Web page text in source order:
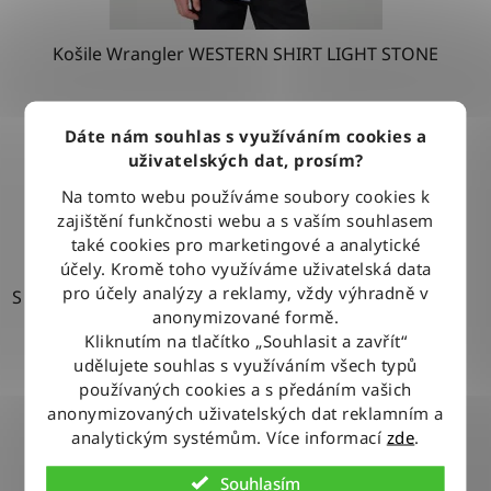
Dáte nám souhlas s využíváním cookies a
uživatelských dat, prosím?
Na tomto webu používáme soubory cookies k
zajištění funkčnosti webu a s vaším souhlasem
také cookies pro marketingové a analytické
účely. Kromě toho využíváme uživatelská data
pro účely analýzy a reklamy, vždy výhradně v
anonymizované formě.
Kliknutím na tlačítko „Souhlasit a zavřít“
udělujete souhlas s využíváním všech typů
používaných cookies a s předáním vašich
anonymizovaných uživatelských dat reklamním a
analytickým systémům. Více informací zde.
Souhlasím
Košile Wrangler WESTERN SHIRT LIGHT STONE
1 279 Kč
DETAIL
S